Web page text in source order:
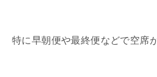
特に早朝便や最終便などで空席